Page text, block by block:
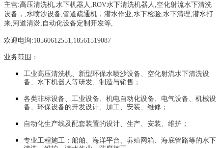
主营:高压清洗机,水下机器人,ROV水下清洗机器人,空化射流水下清洗
设备， ,水喷沙设备,管道疏通机 ， 潜水作业,水下检验,水下清理,潜水打
来,河道清淤,自动化设备定制开发等,
欢迎电询:18560612551,18561519087
业务范围：
工业高压清洗机、新型环保水喷沙设备、空化射流水下清洗设
备、水下机器人等研发、制造与销售；
各类非标设备、工业设备、机电自动化设备、电气设备、机械设
备、环保设备的开发设计、加工、安装、维修；
自动化生产线及配套装置的设计、生产、安装、维护；
专业工程施工：船舶、海洋平台、养殖网箱、海底管路等的水下